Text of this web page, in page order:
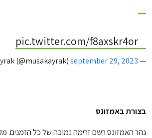
pic.twitter.com/f8axskr4or
— musa kayrak (@musakayrak)
september 29, 2023
בצורת באמזונס
נהר האמזונס רשם זרימה נמוכה של כל הזמנים.